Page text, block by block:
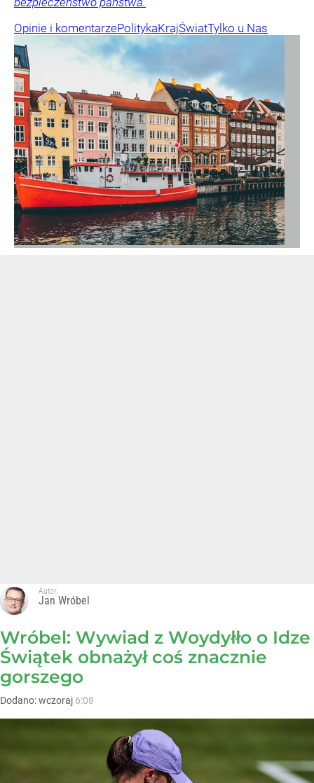
Opinie i komentarzePolitykaKrajŚwiatTylko u Nas
Autor:
Jan Wróbel
Wróbel: Wywiad z Woydyłło o Idze
Świątek obnażył coś znacznie
gorszego
Dodano:wczoraj 6:08